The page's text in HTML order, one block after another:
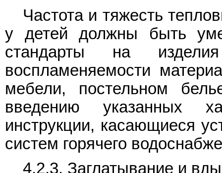
Частота и тяжесть
у детей должны быть
стандарты на
воспламеняемости
мебели, постельном
введению указанных
инструкции, касающиеся
систем горячего
4.2.3. Заглатывание и